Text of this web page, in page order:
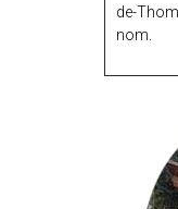
de-
nom.